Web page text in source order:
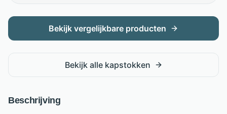
Bekijk vergelijkbare producten
Bekijk alle kapstokken
Beschrijving